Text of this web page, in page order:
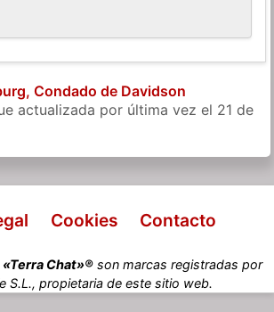
Condado de Davidson
actualizada por última vez el 21 de
Cookies Contacto
«Terra Chat»®son marcas registradas por
S.L., propietaria de este sitio web.